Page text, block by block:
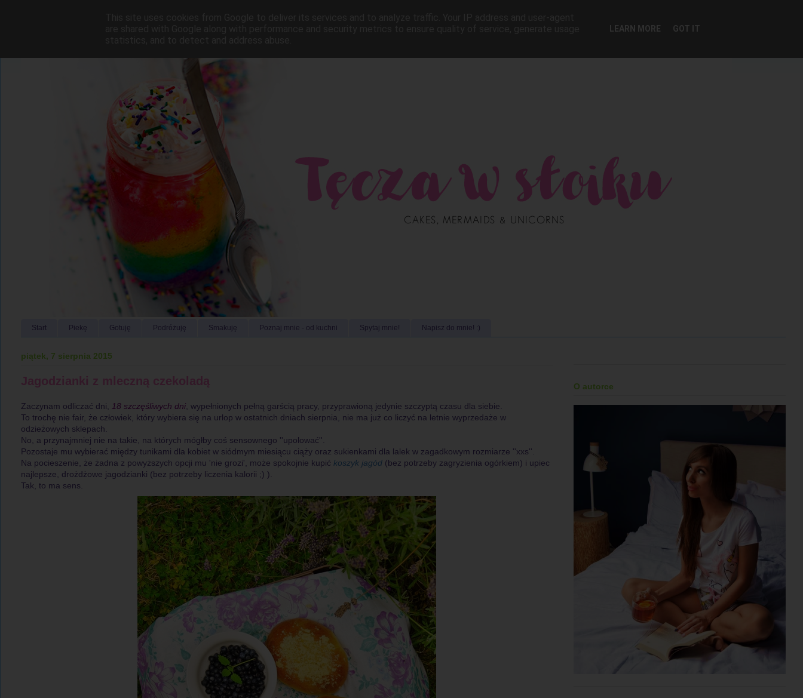
Start Piekę Gotuję Podróżuję Smakuję Poznaj mnie - od kuchni Spytaj mnie! Napisz do mnie! :)
piątek, 7 sierpnia 2015
Jagodzianki z mleczną czekoladą
Zaczynam odliczać dni, 18 szczęśliwych dni , wypełnionych pełną garścią pracy, przyprawioną jedynie szczyptą czasu dla siebie.
To trochę nie fair, że człowiek, który wybiera się na urlop w ostatnich dniach sierpnia, nie ma już co liczyć na letnie wyprzedaże w
odzieżowych sklepach.
No, a przynajmniej nie na takie, na których mógłby coś sensownego ''upolować''.
Pozostaje mu wybierać między tunikami dla kobiet w siódmym miesiącu ciąży oraz sukienkami dla lalek w zagadkowym rozmiarze ''xxs''.
Na pocieszenie, że żadna z powyższych opcji mu 'nie grozi', może spokojnie kupić koszyk jagód (bez potrzeby zagryzienia ogórkiem) i upiec
najlepsze, drożdżowe jagodzianki (bez potrzeby liczenia kalorii ;) ).
Tak, to ma sens.
O autorce
LEARN MORE GOT IT